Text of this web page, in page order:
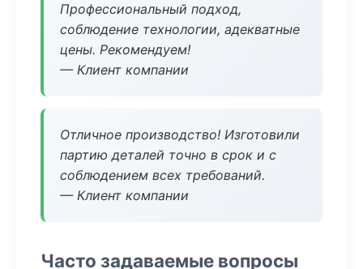
Профессиональный подход,
соблюдение технологии, адекватные
цены. Рекомендуем!
— Клиент компании
Отличное производство! Изготовили
партию деталей точно в срок и с
соблюдением всех требований.
— Клиент компании
Часто задаваемые вопросы